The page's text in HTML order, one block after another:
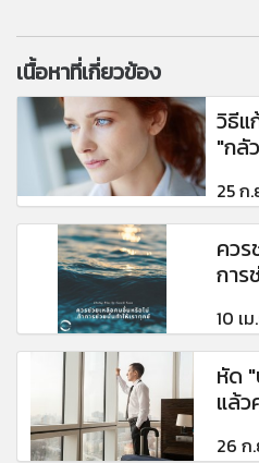
เนื้อหาที่เกี่ยวข้อง
วิธีแ
"กลั
25 ก
ควร
การ
10 เ
หัด "
แล้
26 ก